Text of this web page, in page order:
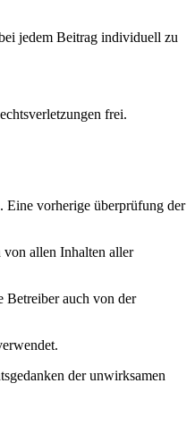
jedem Beitrag individuell zu
frei.
Eine vorherige überprüfung der
von allen Inhalten aller
Betreiber auch von der
der unwirksamen